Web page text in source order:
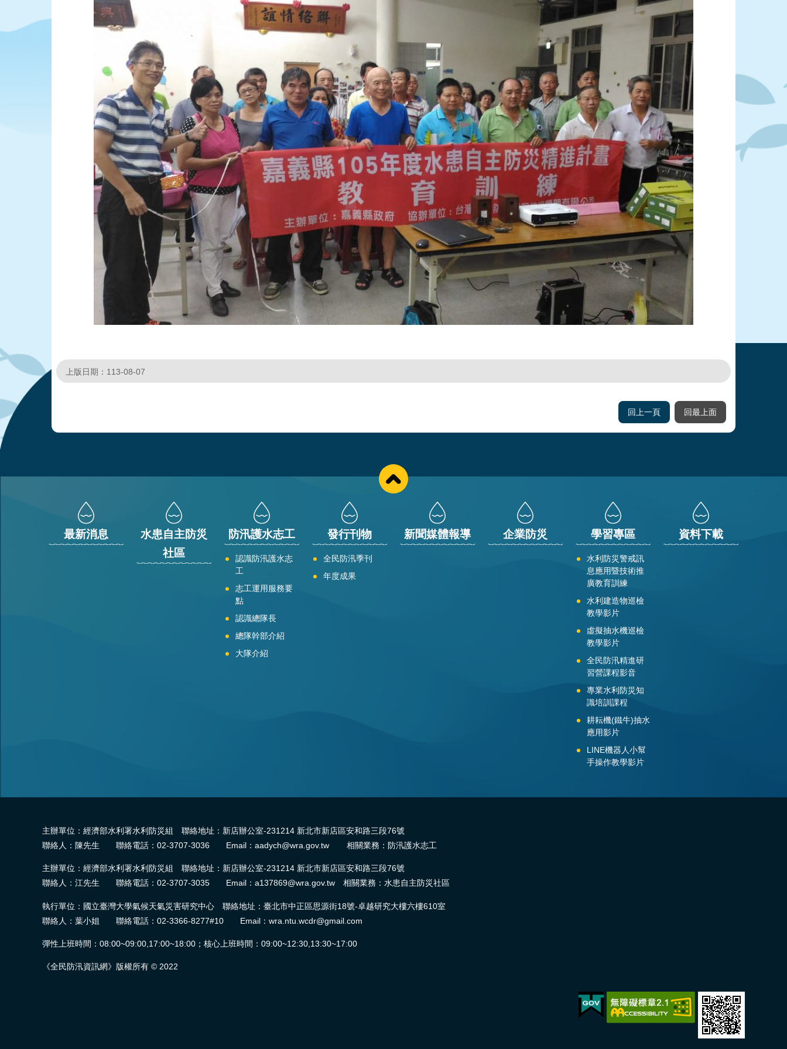
上版日期：113-08-07
回上一頁 回最上面
最新消息
水患自主防災
社區
防汛護水志工
認識防汛護水志
工
志工運用服務要
點
認識總隊長
總隊幹部介紹
大隊介紹
發行刊物
全民防汛季刊
年度成果
新聞媒體報導 企業防災 學習專區
水利防災警戒訊
息應用暨技術推
廣教育訓練
水利建造物巡檢
教學影片
虛擬抽水機巡檢
教學影片
全民防汛精進研
習營課程影音
專業水利防災知
識培訓課程
耕耘機(鐵牛)抽水
應用影片
LINE機器人小幫
手操作教學影片
資料下載
主辦單位：經濟部水利署水利防災組 聯絡地址：新店辦公室-231214 新北市新店區安和路三段76號
聯絡人：陳先生 聯絡電話：02-3707-3036 Email：aadych@wra.gov.tw 相關業務：防汛護水志工
主辦單位：經濟部水利署水利防災組 聯絡地址：新店辦公室-231214 新北市新店區安和路三段76號
聯絡人：江先生 聯絡電話：02-3707-3035 Email：a137869@wra.gov.tw 相關業務：水患自主防災社區
執行單位：國立臺灣大學氣候天氣災害研究中心 聯絡地址：臺北市中正區思源街18號-卓越研究大樓六樓610室
聯絡人：葉小姐 聯絡電話：02-3366-8277#10 Email：wra.ntu.wcdr@gmail.com
彈性上班時間：08:00~09:00,17:00~18:00；核心上班時間：09:00~12:30,13:30~17:00
《全民防汛資訊網》版權所有 © 2022